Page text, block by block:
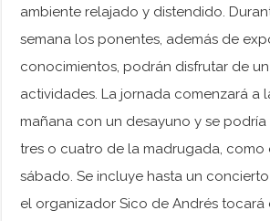
ambiente relajado y distendido.
semana los ponentes, además de
conocimientos, podrán disfrutar de
actividades. La jornada comenzará a
mañana con un desayuno y se
tres o cuatro de la madrugada, como
sábado. Se incluye hasta un
el organizador Sico de Andrés tocará